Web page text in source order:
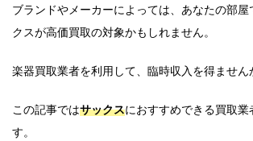
ブランドやメーカーによっては、あなたの部屋
クスが高価買取の対象かもしれません。
楽器買取業者を利用して、臨時収入を得ません
この記事ではサックスにおすすめできる買取業
す。